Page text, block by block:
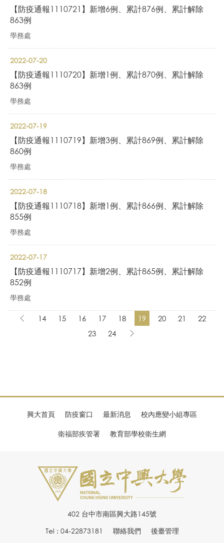
【防疫通報1110721】新增6例、累計876例、累計解除
863例
學務處
2022-07-20
【防疫通報1110720】新增1例、累計870例、累計解除
863例
學務處
2022-07-19
【防疫通報1110719】新增3例、累計869例、累計解除
860例
學務處
2022-07-18
【防疫通報1110718】新增1例、累計866例、累計解除
855例
學務處
2022-07-17
【防疫通報1110717】新增2例、累計865例、累計解除
852例
學務處
14 15 16 17 18 19 20 21
22
23
24
興大首頁 防疫窗口 最新消息 校內應變小組專區
衛福部疾管署 教育部學校衛生網
402 台中市南區興大路145號
Tel : 04-22873181
聯絡我們 後臺管理